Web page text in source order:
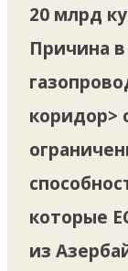
20 млрд
Причина
коридор>
которые
из